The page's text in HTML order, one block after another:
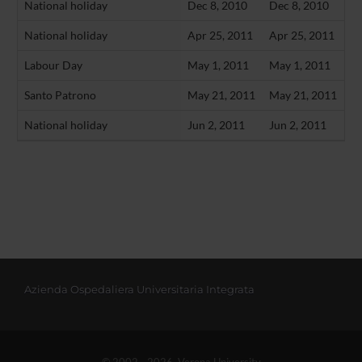
National holiday Dec 8, 2010 Dec 8, 2010
National holiday Apr 25, 2011 Apr 25, 2011
Labour Day May 1, 2011 May 1, 2011
Santo Patrono May 21, 2011 May 21, 2011
National holiday Jun 2, 2011 Jun 2, 2011
Azienda Ospedaliera Universitaria Integrata